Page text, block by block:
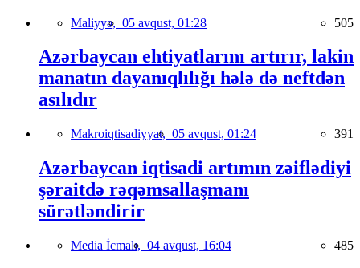
Maliyyə, 05 avqust, 01:28 505
Azərbaycan ehtiyatlarını artırır, lakin
manatın dayanıqlılığı hələ də neftdən
asılıdır
Makroiqtisadiyyat, 05 avqust, 01:24 391
Azərbaycan iqtisadi artımın zəiflədiyi
şəraitdə rəqəmsallaşmanı
sürətləndirir
Media İcmalı, 04 avqust, 16:04 485